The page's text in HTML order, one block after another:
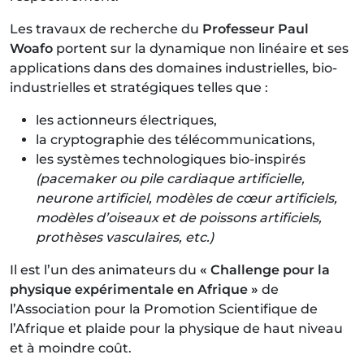
Les travaux de recherche du Professeur Paul
Woafo portent sur la dynamique non linéaire et ses
applications dans des domaines industrielles, bio-
industrielles et stratégiques telles que :
les actionneurs électriques,
la cryptographie des télécommunications,
les systèmes technologiques bio-inspirés
(pacemaker ou pile cardiaque artificielle,
neurone artificiel, modèles de cœur artificiels,
modèles d’oiseaux et de poissons artificiels,
prothèses vasculaires, etc.)
Il est l’un des animateurs du « Challenge pour la
physique expérimentale en Afrique » de
l’Association pour la Promotion Scientifique de
l’Afrique et plaide pour la physique de haut niveau
et à moindre coût.